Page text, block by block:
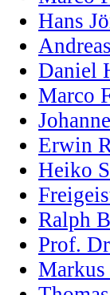
Hans
Daniel
Marco
Erwin
Heiko
Ralph
Prof.
Markus